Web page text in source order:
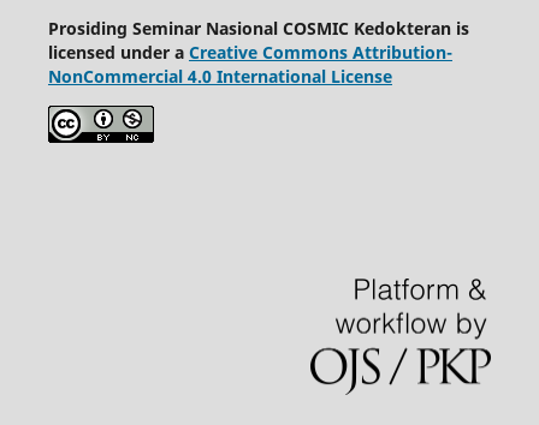
Prosiding Seminar Nasional COSMIC Kedokteran is
licensed under a Creative Commons Attribution-
NonCommercial 4.0 International License